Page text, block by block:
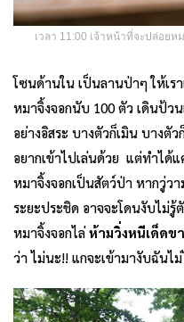
เวลา 11:00 เจ้าหน้าที่จะปล่อย
โซนด้านใน เป็นลานป่าๆ ให้เร
หมาจิ้งจอกนับ 100 ตัว เดินป้ว
อย่างอิสระ บางตัวก็เมิน บางตั
อยากเข้าไปเล่นด้วย แต่ทำได้แ
หมาจิ้งจอกเป็นสัตว์ป่า หากวู่ว
ระยะประชิด อาจจะโดนงับไม่
หมาจิ้งจอกไล่ห้ามวิ่งหนีเด็ดข
ว่า ไม่นะ!! แกจะเข้ามางับฉันไ